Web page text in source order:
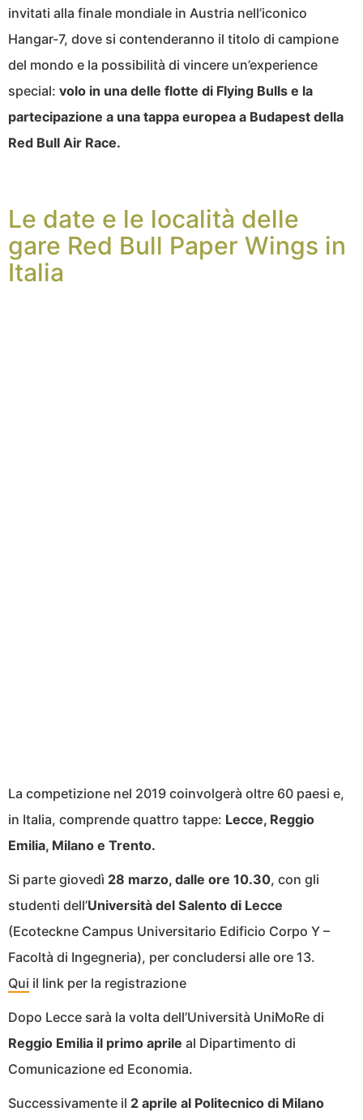
invitati alla finale mondiale in Austria nell’iconico
Hangar-7, dove si contenderanno il titolo di campione
del mondo e la possibilità di vincere un’experience
special: volo in una delle flotte di Flying Bulls e la
partecipazione a una tappa europea a Budapest della
Red Bull Air Race.
Le date e le località delle
gare Red Bull Paper Wings in
Italia
La competizione nel 2019 coinvolgerà oltre 60 paesi e,
in Italia, comprende quattro tappe: Lecce, Reggio
Emilia, Milano e Trento.
Si parte giovedì 28 marzo, dalle ore 10.30, con gli
studenti dell’Università del Salento di Lecce
(Ecoteckne Campus Universitario Edificio Corpo Y –
Facoltà di Ingegneria), per concludersi alle ore 13.
Qui il link per la registrazione
Dopo Lecce sarà la volta dell’Università UniMoRe di
Reggio Emilia il primo aprile al Dipartimento di
Comunicazione ed Economia.
Successivamente il 2 aprile al Politecnico di Milano